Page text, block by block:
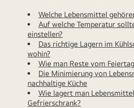
Welche Lebensmittel
Auf welche Temperatur
einstellen?
Das richtige Lagern im
wohin?
Wie man Reste vom
Die Minimierung von
nachhaltige Küche
Wie lagert man
Gefrierschrank?